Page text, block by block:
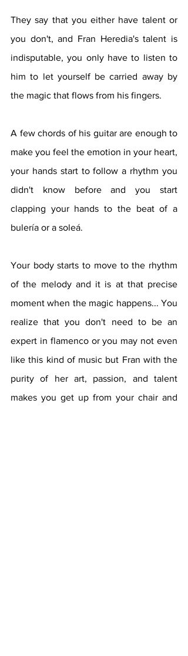
They say that you either have talent or
you don't, and Fran Heredia's talent is
indisputable, you only have to listen to
him to let yourself be carried away by
the magic that flows from his fingers.
A few chords of his guitar are enough to
make you feel the emotion in your heart,
your hands start to follow a rhythm you
didn't know before and you start
clapping your hands to the beat of a
bulería or a soleá.
Your body starts to move to the rhythm
of the melody and it is at that precise
moment when the magic happens... You
realize that you don't need to be an
expert in flamenco or you may not even
like this kind of music but Fran with the
purity of her art, passion, and talent
makes you get up from your chair and